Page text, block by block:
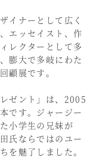
イナーとして広く
エッセイスト、作
レクターとして多
膨大で多岐にわた
顧展です。
ゼント」は、2005
です。ジャージー
小学生の兄妹が
氏ならではのユー
を魅了しました。